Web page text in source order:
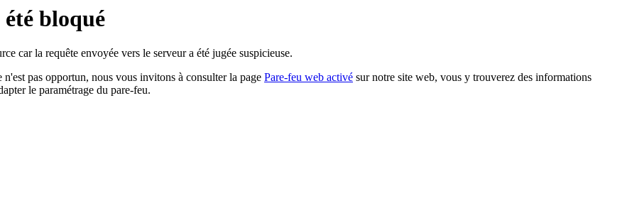
été bloqué
car la requête envoyée vers le serveur a été jugée suspicieuse.
pas opportun, nous vous invitons à consulter la page Pare-feu web activé sur notre site web, vous y trouverez des informations
le paramétrage du pare-feu.